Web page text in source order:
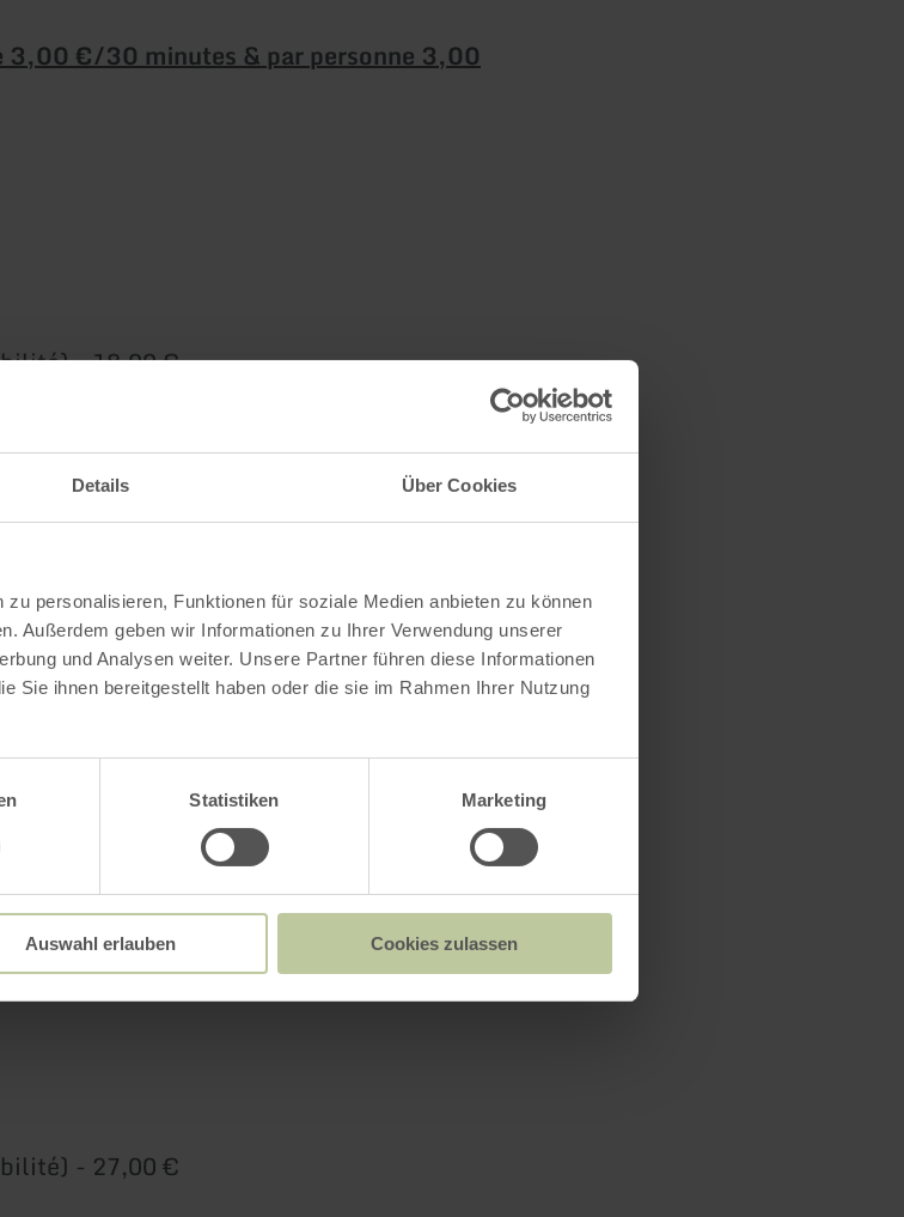
Details Über Cookies
personalisieren, Funktionen für soziale Medien anbieten zu können
Außerdem geben wir Informationen zu Ihrer Verwendung unserer
und Analysen weiter. Unsere Partner führen diese Informationen
Sie ihnen bereitgestellt haben oder die sie im Rahmen Ihrer Nutzung
Statistiken Marketing
Auswahl erlauben Cookies zulassen
3,00 €/30 minutes & par personne 3,00
- 18,00 €
- 21,00 €
- 24,00 €
- 27,00 €